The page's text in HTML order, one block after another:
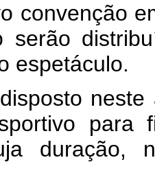
em
serão
espetáculo.
neste
para